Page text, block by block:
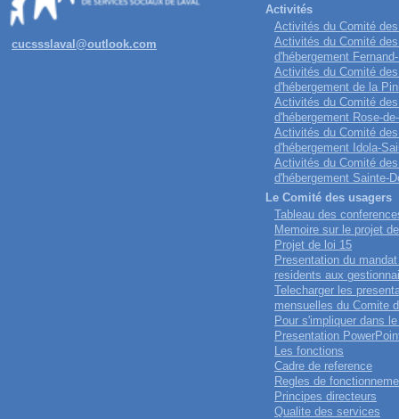
cucssslaval@outlook.com
Activités
Activités du Comité
Activités du Comité
d'hébergement
Activités du Comité
d'hébergement de la
Activités du Comité
d'hébergement Rose-
Activités du Comité
d'hébergement Idola-
Activités du Comité
d'hébergement Sainte-
Le Comité des usagers
Tableau des
Memoire sur le projet
Projet de loi 15
Presentation du
residents aux
Telecharger les
mensuelles du Comite
Pour s'impliquer dans
Presentation
Les fonctions
Cadre de reference
Regles de
Principes directeurs
Qualite des services